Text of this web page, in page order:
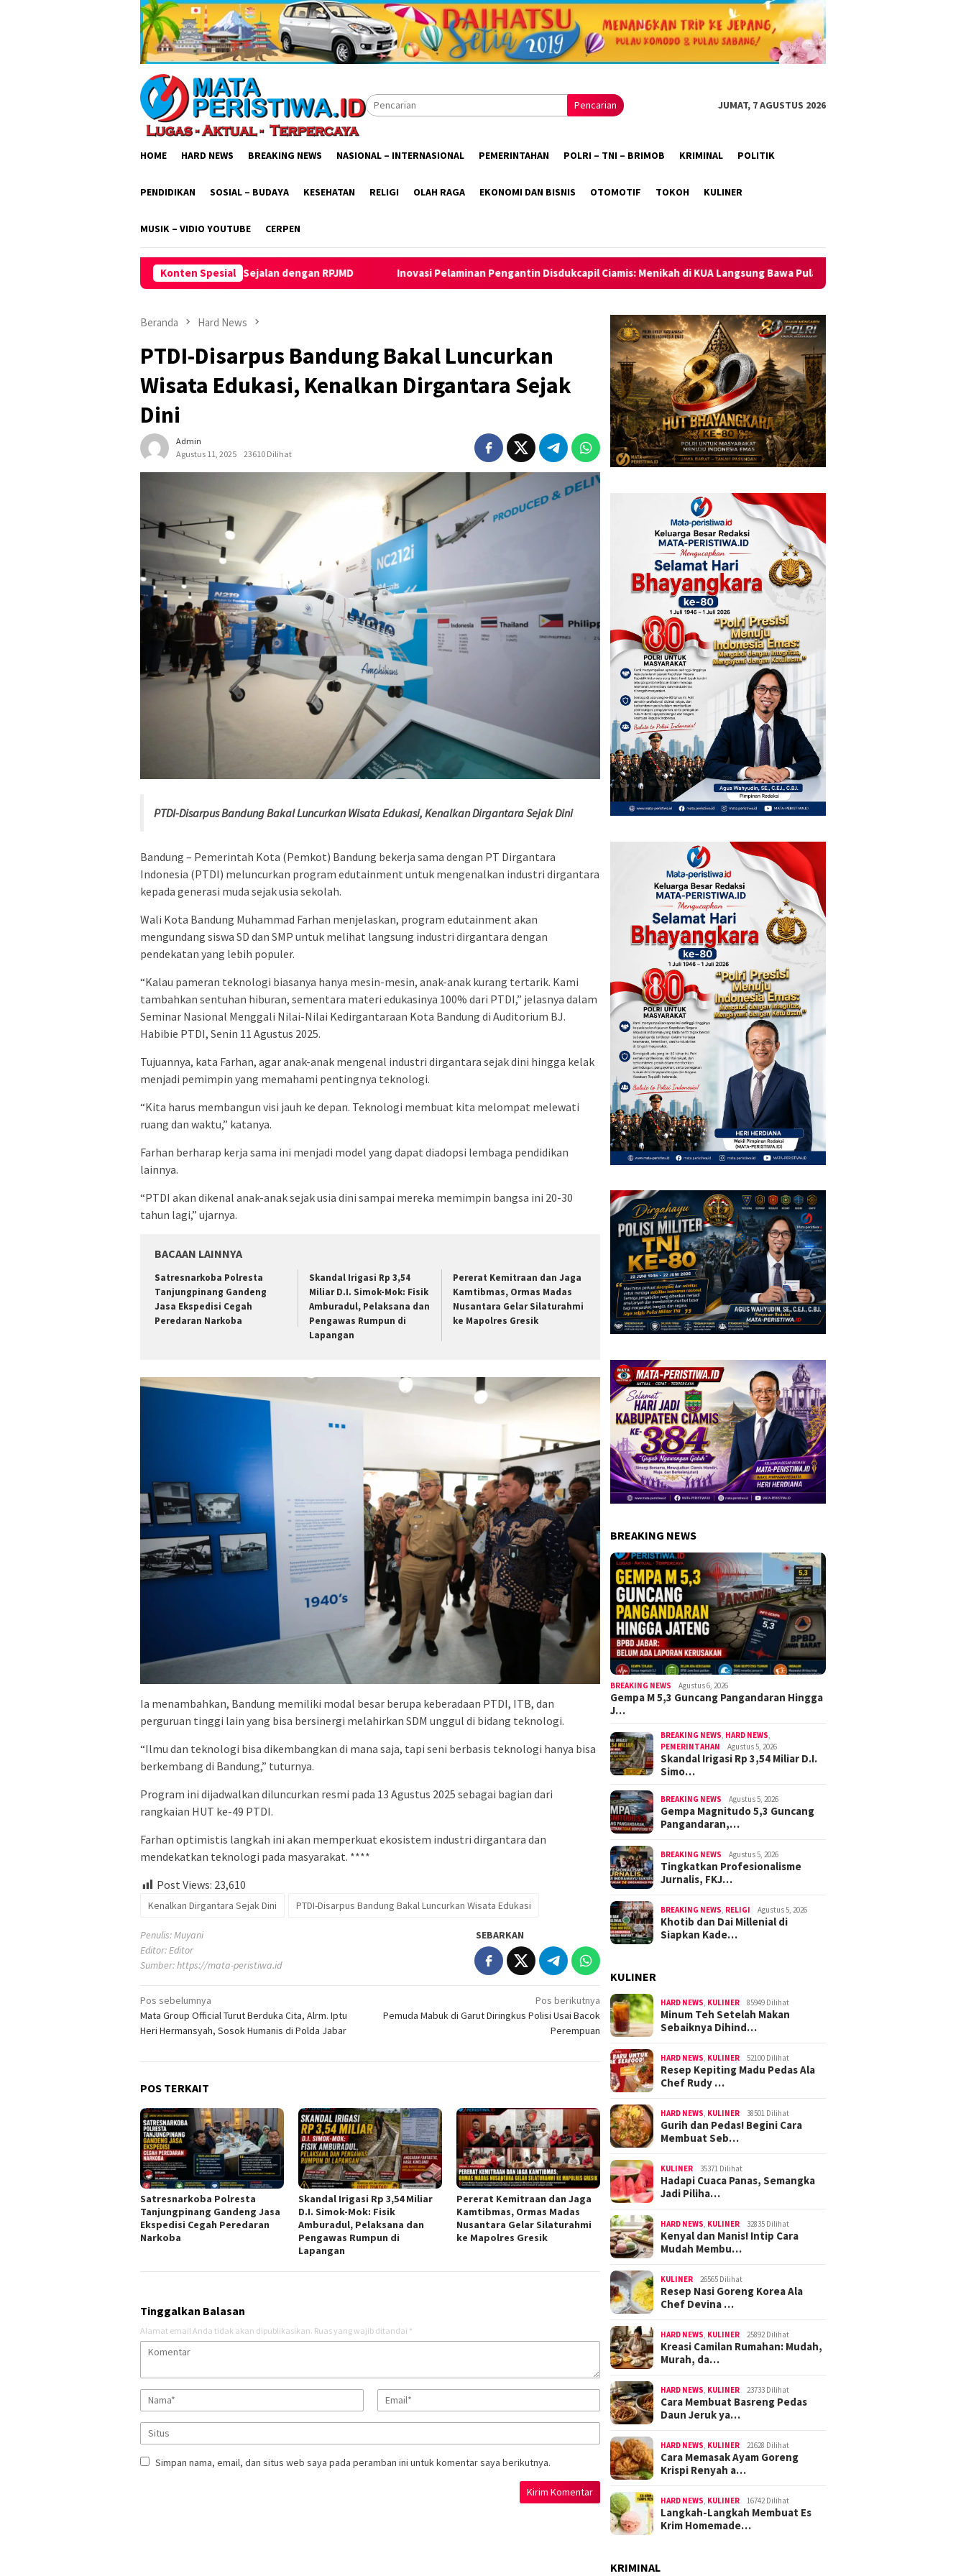
Pencarian JUMAT, 7 AGUSTUS 2026
HOME HARD NEWS BREAKING NEWS NASIONAL – INTERNASIONAL PEMERINTAHAN POLRI – TNI – BRIMOB KRIMINAL POLITIK
PENDIDIKAN SOSIAL – BUDAYA KESEHATAN RELIGI OLAH RAGA EKONOMI DAN BISNIS OTOMOTIF TOKOH KULINER
MUSIK – VIDIO YOUTUBE CERPEN
Konten Spesial
Administrator Sejalan dengan RPJMD Inovasi Pelaminan Pengantin Disdukcapil Ciamis: Menikah di KUA Langsung Bawa Pulang KK dan KTP Baru Arogansi Jakarta di Beranda
Beranda Hard News
PTDI-Disarpus Bandung Bakal Luncurkan
Wisata Edukasi, Kenalkan Dirgantara Sejak
Dini
Admin
Agustus 11, 2025
23610 Dilihat
PTDI-Disarpus Bandung Bakal Luncurkan Wisata Edukasi, Kenalkan Dirgantara Sejak Dini
Bandung – Pemerintah Kota (Pemkot) Bandung bekerja sama dengan PT Dirgantara
Indonesia (PTDI) meluncurkan program edutainment untuk mengenalkan industri dirgantara
kepada generasi muda sejak usia sekolah.
Wali Kota Bandung Muhammad Farhan menjelaskan, program edutainment akan
mengundang siswa SD dan SMP untuk melihat langsung industri dirgantara dengan
pendekatan yang lebih populer.
“Kalau pameran teknologi biasanya hanya mesin-mesin, anak-anak kurang tertarik. Kami
tambahkan sentuhan hiburan, sementara materi edukasinya 100% dari PTDI,” jelasnya dalam
Seminar Nasional Menggali Nilai-Nilai Kedirgantaraan Kota Bandung di Auditorium BJ.
Habibie PTDI, Senin 11 Agustus 2025.
Tujuannya, kata Farhan, agar anak-anak mengenal industri dirgantara sejak dini hingga kelak
menjadi pemimpin yang memahami pentingnya teknologi.
“Kita harus membangun visi jauh ke depan. Teknologi membuat kita melompat melewati
ruang dan waktu,” katanya.
Farhan berharap kerja sama ini menjadi model yang dapat diadopsi lembaga pendidikan
lainnya.
“PTDI akan dikenal anak-anak sejak usia dini sampai mereka memimpin bangsa ini 20-30
tahun lagi,” ujarnya.
BACAAN LAINNYA
Satresnarkoba Polresta
Tanjungpinang Gandeng
Jasa Ekspedisi Cegah
Peredaran Narkoba
Skandal Irigasi Rp 3,54
Miliar D.I. Simok-Mok: Fisik
Amburadul, Pelaksana dan
Pengawas Rumpun di
Lapangan
Pererat Kemitraan dan Jaga
Kamtibmas, Ormas Madas
Nusantara Gelar Silaturahmi
ke Mapolres Gresik
Ia menambahkan, Bandung memiliki modal besar berupa keberadaan PTDI, ITB, dan
perguruan tinggi lain yang bisa bersinergi melahirkan SDM unggul di bidang teknologi.
“Ilmu dan teknologi bisa dikembangkan di mana saja, tapi seni berbasis teknologi hanya bisa
berkembang di Bandung,” tuturnya.
Program ini dijadwalkan diluncurkan resmi pada 13 Agustus 2025 sebagai bagian dari
rangkaian HUT ke-49 PTDI.
Farhan optimistis langkah ini akan memperkuat ekosistem industri dirgantara dan
mendekatkan teknologi pada masyarakat. ****
Post Views: 23,610
Kenalkan Dirgantara Sejak Dini PTDI-Disarpus Bandung Bakal Luncurkan Wisata Edukasi
Penulis: Muyani
Editor: Editor
Sumber:https://mata-peristiwa.id
SEBARKAN
Navigasi
pos
Pos sebelumnya
Mata Group Official Turut Berduka Cita, Alrm. Iptu
Heri Hermansyah, Sosok Humanis di Polda Jabar
Pos berikutnya
Pemuda Mabuk di Garut Diringkus Polisi Usai Bacok
Perempuan
POS TERKAIT
Satresnarkoba Polresta
Tanjungpinang Gandeng Jasa
Ekspedisi Cegah Peredaran
Narkoba
Skandal Irigasi Rp 3,54 Miliar
D.I. Simok-Mok: Fisik
Amburadul, Pelaksana dan
Pengawas Rumpun di
Lapangan
Pererat Kemitraan dan Jaga
Kamtibmas, Ormas Madas
Nusantara Gelar Silaturahmi
ke Mapolres Gresik
Tinggalkan Balasan
Alamat email Anda tidak akan dipublikasikan. Ruas yang wajib ditandai *
Simpan nama, email, dan situs web saya pada peramban ini untuk komentar saya berikutnya.
BREAKING NEWS
BREAKING NEWS Agustus 6, 2026
Gempa M 5,3 Guncang Pangandaran Hingga
J…
BREAKING NEWS HARD NEWS
PEMERINTAHAN
Agustus 5, 2026
Skandal Irigasi Rp 3,54 Miliar D.I.
Simo…
BREAKING NEWS Agustus 5, 2026
Gempa Magnitudo 5,3 Guncang
Pangandaran,…
BREAKING NEWS Agustus 5, 2026
Tingkatkan Profesionalisme
Jurnalis, FKJ…
BREAKING NEWS RELIGI Agustus 5, 2026
Khotib dan Dai Millenial di
Siapkan Kade…
KULINER
HARD NEWS KULINER 85949 Dilihat
Minum Teh Setelah Makan
Sebaiknya Dihind…
HARD NEWS KULINER 52100 Dilihat
Resep Kepiting Madu Pedas Ala
Chef Rudy …
HARD NEWS KULINER 38501 Dilihat
Gurih dan Pedas! Begini Cara
Membuat Seb…
KULINER 35371 Dilihat
Hadapi Cuaca Panas, Semangka
Jadi Piliha…
HARD NEWS KULINER 32835 Dilihat
Kenyal dan Manis! Intip Cara
Mudah Membu…
KULINER 26565 Dilihat
Resep Nasi Goreng Korea Ala
Chef Devina …
HARD NEWS KULINER 25892 Dilihat
Kreasi Camilan Rumahan: Mudah,
Murah, da…
HARD NEWS KULINER 23733 Dilihat
Cara Membuat Basreng Pedas
Daun Jeruk ya…
HARD NEWS KULINER 21628 Dilihat
Cara Memasak Ayam Goreng
Krispi Renyah a…
HARD NEWS KULINER 16742 Dilihat
Langkah-Langkah Membuat Es
Krim Homemade…
KRIMINAL